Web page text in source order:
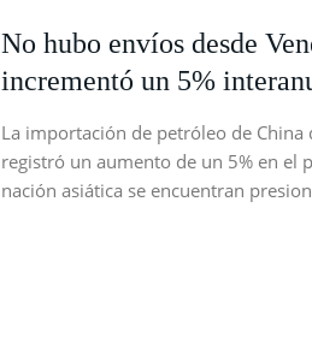
No hubo envíos desde
incrementó un 5%
La importación de petróleo de
registró un aumento de un 5% en el
nación asiática se encuentran